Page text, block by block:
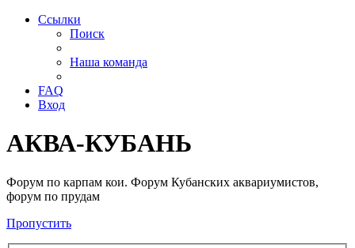
Ссылки
Поиск
Наша команда
FAQ
Вход
АКВА-КУБАНЬ
Форум по карпам кои. Форум Кубанских аквариумистов,
форум по прудам
Пропустить